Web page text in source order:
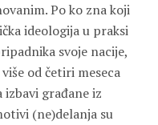
Po ko zna koji
ideologija u praksi
svoje nacije,
od četiri meseca
građane iz
(ne)delanja su